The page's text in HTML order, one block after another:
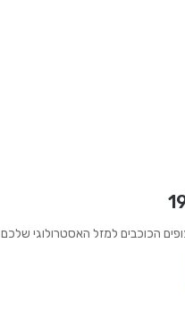
הכוכבים למזל האסטרולוגי שלכם